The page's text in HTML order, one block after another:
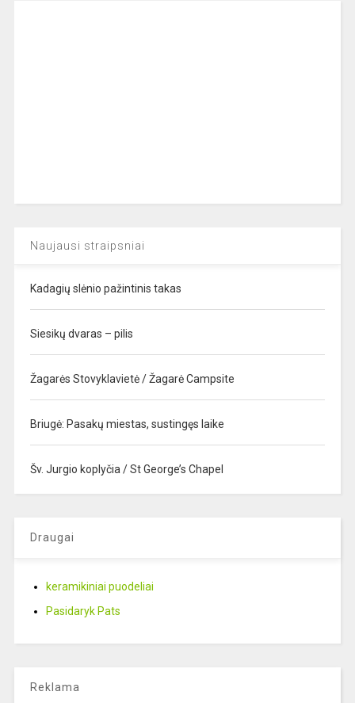
Naujausi straipsniai
Kadagių slėnio pažintinis takas
Siesikų dvaras – pilis
Žagarės Stovyklavietė / Žagarė Campsite
Briugė: Pasakų miestas, sustingęs laike
Šv. Jurgio koplyčia / St George’s Chapel
Draugai
keramikiniai puodeliai
Pasidaryk Pats
Reklama